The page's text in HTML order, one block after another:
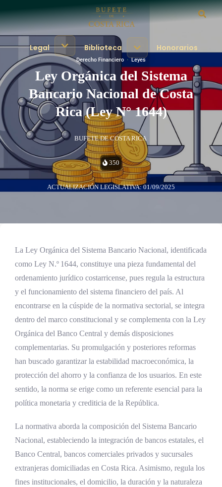
Legal Biblioteca Honorarios
Derecho Financiero ·Leyes
Ley Orgánica del Sistema
Bancario Nacional de Costa
Rica (Ley N° 1644)
BUFETE DE COSTA RICA
350
ACTUALIZACIÓN LEGISLATIVA: 01/09/2025
La Ley Orgánica del Sistema Bancario Nacional, identificada
como Ley N.º 1644, constituye una pieza fundamental del
ordenamiento jurídico costarricense, pues regula la estructura
y el funcionamiento del sistema financiero del país. Al
encontrarse en la cúspide de la normativa sectorial, se integra
dentro del marco constitucional y se complementa con la Ley
Orgánica del Banco Central y demás disposiciones
complementarias. Su promulgación y posteriores reformas
han buscado garantizar la estabilidad macroeconómica, la
protección del ahorro y la confianza de los usuarios. En este
sentido, la norma se erige como un referente esencial para la
política monetaria y crediticia de la República.
La normativa aborda la composición del Sistema Bancario
Nacional, estableciendo la integración de bancos estatales, el
Banco Central, bancos comerciales privados y sucursales
extranjeras domiciliadas en Costa Rica. Asimismo, regula los
fines institucionales, el domicilio, la duración y la naturaleza